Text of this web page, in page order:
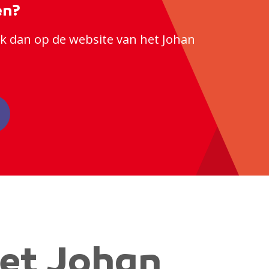
dan op de website van het Johan